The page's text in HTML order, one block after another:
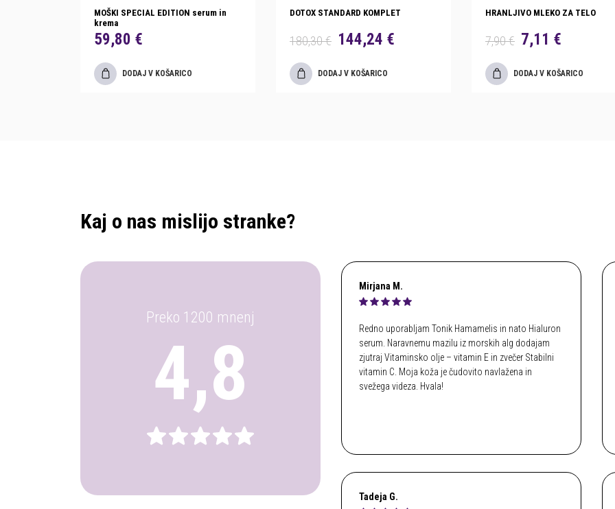
MOŠKI SPECIAL EDITION serum in
krema
59,80 €
DODAJ V KOŠARICO
DOTOX STANDARD KOMPLET
180,30 € 144,24 €
DODAJ V KOŠARICO
HRANLJIVO MLEKO ZA TELO
7,90 € 7,11 €
DODAJ V KOŠARICO
Kaj o nas mislijo stranke?
Preko 1200 mnenj
4,8
Mirjana M.
Redno uporabljam Tonik Hamamelis in nato Hialuron
serum. Naravnemu mazilu iz morskih alg dodajam
zjutraj Vitaminsko olje – vitamin E in zvečer Stabilni
vitamin C. Moja koža je čudovito navlažena in
svežega videza. Hvala!
Tadeja G.